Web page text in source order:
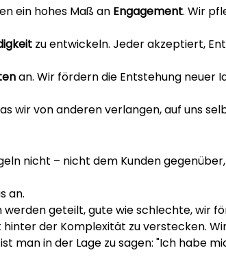
ein hohes Maß an Engagement. Wir
zu entwickeln. Jeder akzeptiert,
an. Wir fördern die Entstehung neuer
wir von anderen verlangen, auf uns
nicht – nicht dem Kunden
an.
werden geteilt, gute wie schlechte, wir
hinter der Komplexität zu verstecken.
man in der Lage zu sagen: "Ich habe